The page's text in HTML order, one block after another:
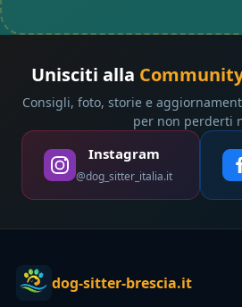
Unisciti alla
Consigli, foto, storie e
per non perderti
Instagram
@dog_sitter_italia.it
dog-sitter-brescia.it